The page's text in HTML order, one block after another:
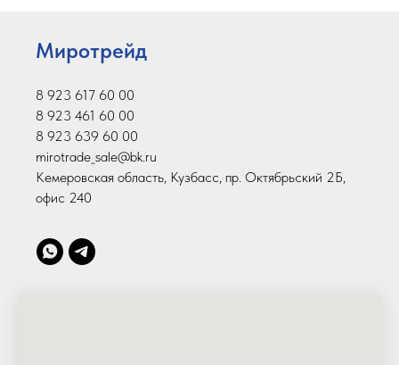
Миротрейд
8 923 617 60 00
8 923 461 60 00
8 923 639 60 00
mirotrade_sale@bk.ru
Кемеровская область, Кузбасс, пр. Октябрьский 2Б,
офис 240